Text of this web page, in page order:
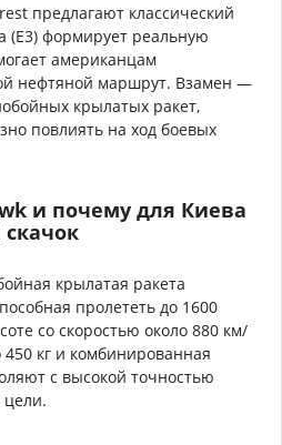
предлагают классический
(E3) формирует реальную
американцам
нефтяной маршрут. Взамен —
крылатых ракет,
повлиять на ход боевых
и почему для Киева
крылатая ракета
пролететь до 1600
со скоростью около 880 км/
кг и комбинированная
с высокой точностью